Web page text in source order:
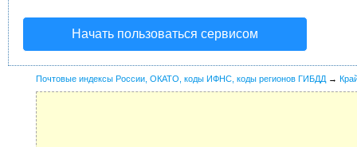
Начать пользоваться сервисом
Почтовые индексы России, ОКАТО, коды ИФНС, коды регионов ГИБДД →